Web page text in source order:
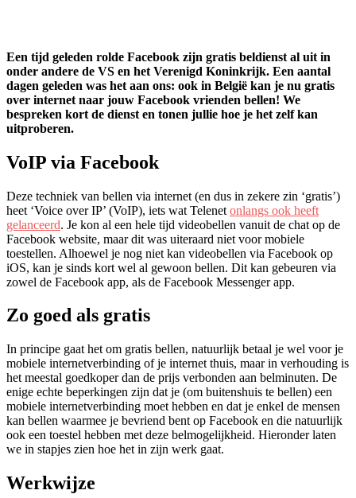
Een tijd geleden rolde Facebook zijn gratis beldienst al uit in
onder andere de VS en het Verenigd Koninkrijk. Een aantal
dagen geleden was het aan ons: ook in België kan je nu gratis
over internet naar jouw Facebook vrienden bellen! We
bespreken kort de dienst en tonen jullie hoe je het zelf kan
uitproberen.
VoIP via Facebook
Deze techniek van bellen via internet (en dus in zekere zin ‘gratis’)
heet ‘Voice over IP’ (VoIP), iets wat Telenet onlangs ook heeft
gelanceerd. Je kon al een hele tijd videobellen vanuit de chat op de
Facebook website, maar dit was uiteraard niet voor mobiele
toestellen. Alhoewel je nog niet kan videobellen via Facebook op
iOS, kan je sinds kort wel al gewoon bellen. Dit kan gebeuren via
zowel de Facebook app, als de Facebook Messenger app.
Zo goed als gratis
In principe gaat het om gratis bellen, natuurlijk betaal je wel voor je
mobiele internetverbinding of je internet thuis, maar in verhouding is
het meestal goedkoper dan de prijs verbonden aan belminuten. De
enige echte beperkingen zijn dat je (om buitenshuis te bellen) een
mobiele internetverbinding moet hebben en dat je enkel de mensen
kan bellen waarmee je bevriend bent op Facebook en die natuurlijk
ook een toestel hebben met deze belmogelijkheid. Hieronder laten
we in stapjes zien hoe het in zijn werk gaat.
Werkwijze